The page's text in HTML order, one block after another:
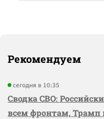
Рекомендуем
сегодня в 10:35
Сводка СВО:
всем фронтам, Трамп